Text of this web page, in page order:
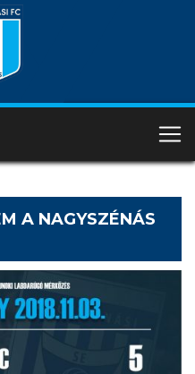
A NAGYSZÉNÁS